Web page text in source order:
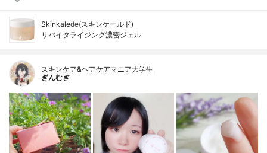
Skinkalede(スキンケールド)
リバイタライジング濃密ジェル
スキンケア&ヘアケアマニア大学生
ぎんむぎ